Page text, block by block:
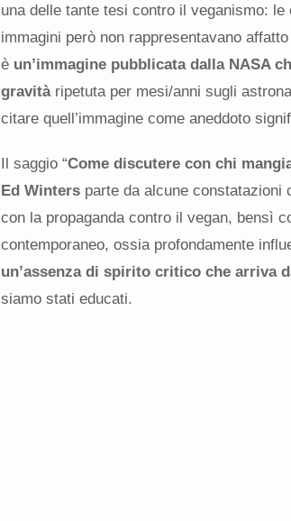
una delle tante tesi contro il veganismo:
immagini però non rappresentavano
è un’immagine pubblicata dalla NASA
gravitàripetuta per mesi/anni sugli
citare quell’immagine come aneddoto
Il saggio “Come discutere con chi
Ed Wintersparte da alcune constatazioni
con la propaganda contro il vegan, bensì
contemporaneo, ossia profondamente
un’assenza di spirito critico che arriva
siamo stati educati.